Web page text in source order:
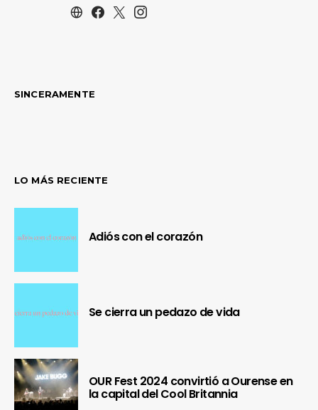
SINCERAMENTE
LO MÁS RECIENTE
Adiós con el corazón
Se cierra un pedazo de vida
OUR Fest 2024 convirtió a Ourense en
la capital del Cool Britannia